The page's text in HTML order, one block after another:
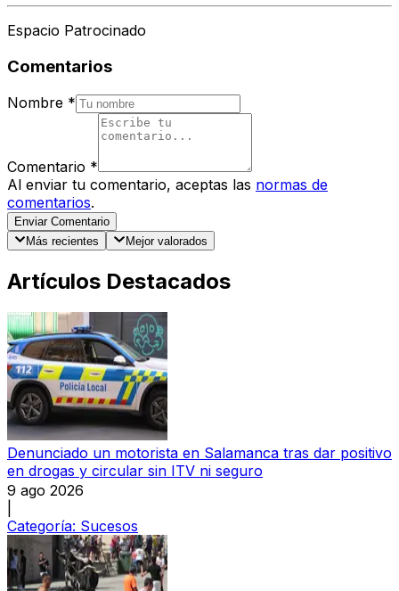
Espacio Patrocinado
Comentarios
Nombre *
Comentario *
Al enviar tu comentario, aceptas las normas de
comentarios.
Enviar Comentario
Más recientes
Mejor valorados
Artículos Destacados
Denunciado un motorista en Salamanca tras dar positivo
en drogas y circular sin ITV ni seguro
9 ago 2026
Categoría: Sucesos